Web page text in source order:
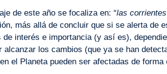
de este año se focaliza en: “las
más allá de concluir que si se alerta de
interés e importancia (y así es),
alcanzar los cambios (que ya se han
el Planeta pueden ser afectadas de forma